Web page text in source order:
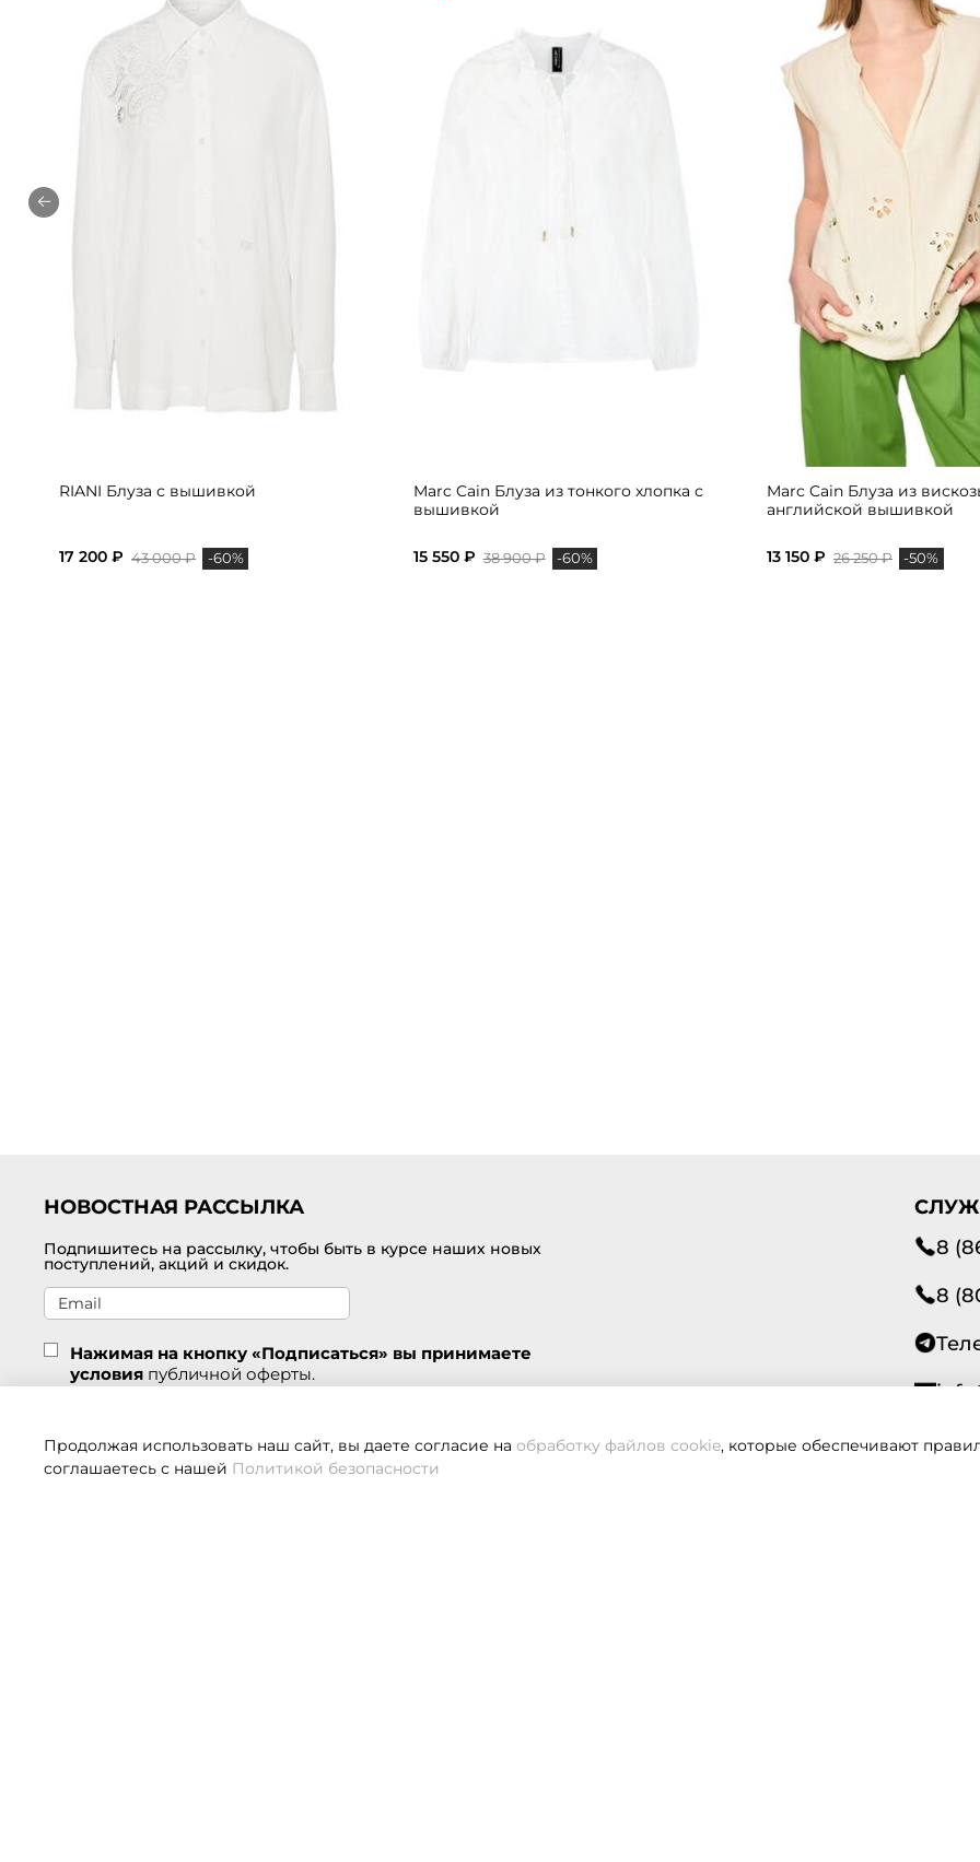
RIANI Блуза с вышивкой
17 200 ₽ 43 000 ₽ -60%
Marc Cain Блуза из тонкого хлопка с
вышивкой
15 550 ₽ 38 900 ₽ -60%
Marc Cain Блуза из
английской вышивкой
13 150 ₽ 26 250 ₽ -50%
НОВОСТНАЯ РАССЫЛКА
Подпишитесь на рассылку, чтобы быть в курсе наших новых
поступлений, акций и скидок.
Нажимая на кнопку «Подписаться» вы принимаете
условия публичной оферты.
8
8
Продолжая использовать наш сайт, вы даете согласие на обработку файлов cookie, которые обеспечивают
соглашаетесь с нашей Политикой безопасности